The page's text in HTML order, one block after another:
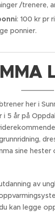
/trenere,
: 100 kr pr
ponnier.
her i
5 år på
sine
av
kan legge